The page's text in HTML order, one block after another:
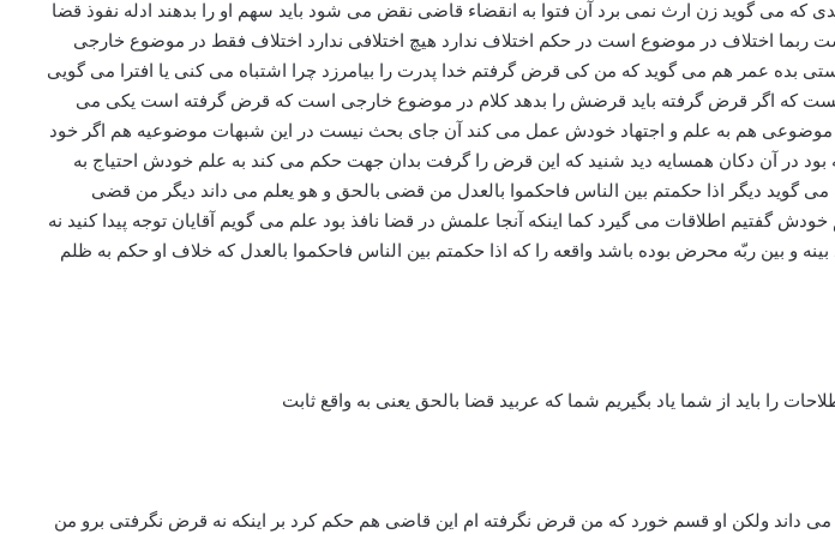
که می گوید زن ارث نمی برد آن فتوا به انقضاء قاضی نقض می شود باید سهم او را بدهند ادله نفوذ قضا
ربما اختلاف در موضوع است در حکم اختلاف ندارد هیچ اختلافی ندارد اختلاف فقط در موضوع خارجی
بده عمر هم می گوید که من کی قرض گرفتم خدا پدرت را بیامرزد چرا اشتباه می کنی یا افترا می گویی
که اگر قرض گرفته باید قرضش را بدهد کلام در موضوع خارجی است که قرض گرفته است یکی می
موضوعی هم به علم و اجتهاد خودش عمل می کند آن جای بحث نیست در این شبهات موضوعیه هم اگر خود
در آن دکان همسایه دید شنید که این قرض را گرفت بدان جهت حکم می کند به علم خودش احتیاج به
می گوید دیگر اذا حکمتم بین الناس فاحکموا بالعدل من قضی بالحق و هو یعلم می داند دیگر من قضی
اطلاقات می گیرد کما اینکه آنجا علمش در قضا نافذ بود علم می گویم آقایان توجه پیدا کنید نه
و بین ربّه محرض بوده باشد واقعه را که اذا حکمتم بین الناس فاحکموا بالعدل که خلاف او حکم به ظلم
را باید از شما یاد بگیریم شما که عربید قضا بالحق یعنی به واقع ثابت
داند ولکن او قسم خورد که من قرض نگرفته ام این قاضی هم حکم کرد بر اینکه نه قرض نگرفتی برو من